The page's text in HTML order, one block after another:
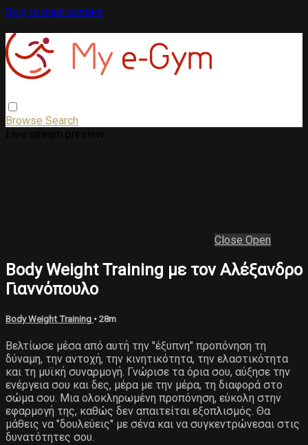
Skip to main content
Browse Search
Close Open
Body Weight Training με τον Αλέξανδρο
Γιαννόπουλο
Body Weight Training • 28m
Βελτίωσε μέσα από αυτή την "έξυπνη" προπόνηση τη
δύναμη, την αντοχή, την κινητικότητα, την ελαστικότητα
και τη μυϊκή συναρμογή. Γνώρισε τα όρια σου, αύξησε την
ενέργεια σου και δες, μέρα με την μέρα, τη διαφορά στο
σώμα σου. Μια ολοκληρωμένη προπόνηση, εύκολη στην
εφαρμογή της, καθώς δεν απαιτείται εξοπλισμός. Θα
μάθεις να "δουλεύεις" με σένα και να συγκεντρώνεσαι στις
δυνατότητες σου.